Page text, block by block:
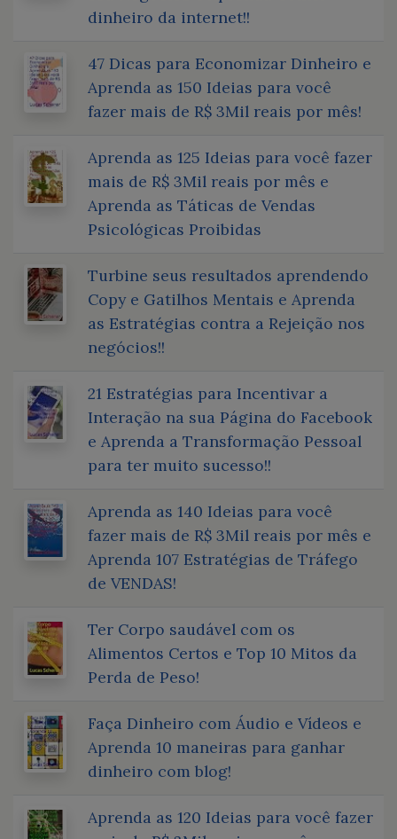
dinheiro da internet!!
47 Dicas para Economizar Dinheiro e
Aprenda as 150 Ideias para você
fazer mais de R$ 3Mil reais por mês!
Aprenda as 125 Ideias para você fazer
mais de R$ 3Mil reais por mês e
Aprenda as Táticas de Vendas
Psicológicas Proibidas
Turbine seus resultados aprendendo
Copy e Gatilhos Mentais e Aprenda
as Estratégias contra a Rejeição nos
negócios!!
21 Estratégias para Incentivar a
Interação na sua Página do Facebook
e Aprenda a Transformação Pessoal
para ter muito sucesso!!
Aprenda as 140 Ideias para você
fazer mais de R$ 3Mil reais por mês e
Aprenda 107 Estratégias de Tráfego
de VENDAS!
Ter Corpo saudável com os
Alimentos Certos e Top 10 Mitos da
Perda de Peso!
Faça Dinheiro com Áudio e Vídeos e
Aprenda 10 maneiras para ganhar
dinheiro com blog!
Aprenda as 120 Ideias para você fazer